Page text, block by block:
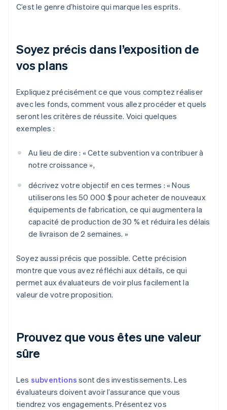
C’est le genre d’histoire qui marque les esprits.
Soyez précis dans l’exposition de
vos plans
Expliquez précisément ce que vous comptez réaliser
avec les fonds, comment vous allez procéder et quels
seront les critères de réussite. Voici quelques
exemples :
Au lieu de dire : « Cette subvention va contribuer à
notre croissance »,
décrivez votre objectif en ces termes : « Nous
utiliserons les 50 000 $ pour acheter de nouveaux
équipements de fabrication, ce qui augmentera la
capacité de production de 30 % et réduira les délais
de livraison de 2 semaines. »
Soyez aussi précis que possible. Cette précision
montre que vous avez réfléchi aux détails, ce qui
permet aux évaluateurs de voir plus facilement la
valeur de votre proposition.
Prouvez que vous êtes une valeur
sûre
Les subventions sont des investissements. Les
évaluateurs doivent avoir l’assurance que vous
tiendrez vos engagements. Présentez vos